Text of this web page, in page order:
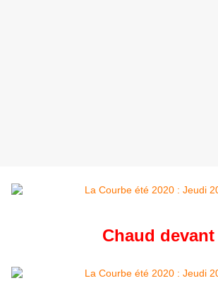
Chaud devant